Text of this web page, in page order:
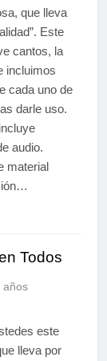
que lleva
Este
cantos, la
incluimos
cada uno de
darle uso.
audio.
material
Todos
años
este
lleva por